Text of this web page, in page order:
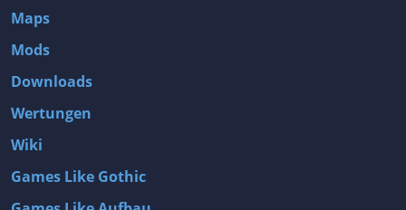
Maps
Mods
Downloads
Wertungen
Wiki
Games Like Gothic